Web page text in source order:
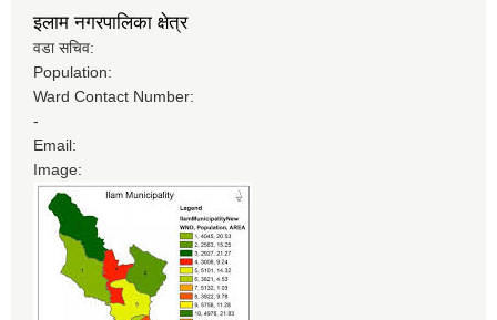
इलाम नगरपालिका क्षेत्र
वडा सचिव:
Population:
Ward Contact Number:
-
Email:
Image: